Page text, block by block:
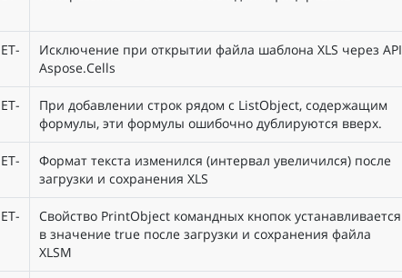
Исключение при открытии файла шаблона XLS через API
Aspose.Cells
При добавлении строк рядом с ListObject, содержащим
формулы, эти формулы ошибочно дублируются вверх.
Формат текста изменился (интервал увеличился) после
загрузки и сохранения XLS
Свойство PrintObject командных кнопок устанавливается
в значение true после загрузки и сохранения файла
XLSM